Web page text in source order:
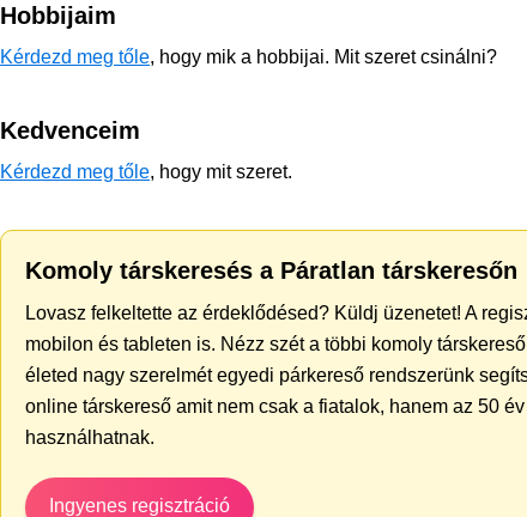
Hobbijaim
Kérdezd meg tőle, hogy mik a hobbijai. Mit szeret csinálni?
Kedvenceim
Kérdezd meg tőle, hogy mit szeret.
Komoly társkeresés a Páratlan társkeresőn
Lovasz felkeltette az érdeklődésed? Küldj üzenetet! A
mobilon és tableten is. Nézz szét a többi komoly
életed nagy szerelmét egyedi párkereső rendszerünk
online társkereső amit nem csak a fiatalok, hanem az 50
használhatnak.
Ingyenes regisztráció